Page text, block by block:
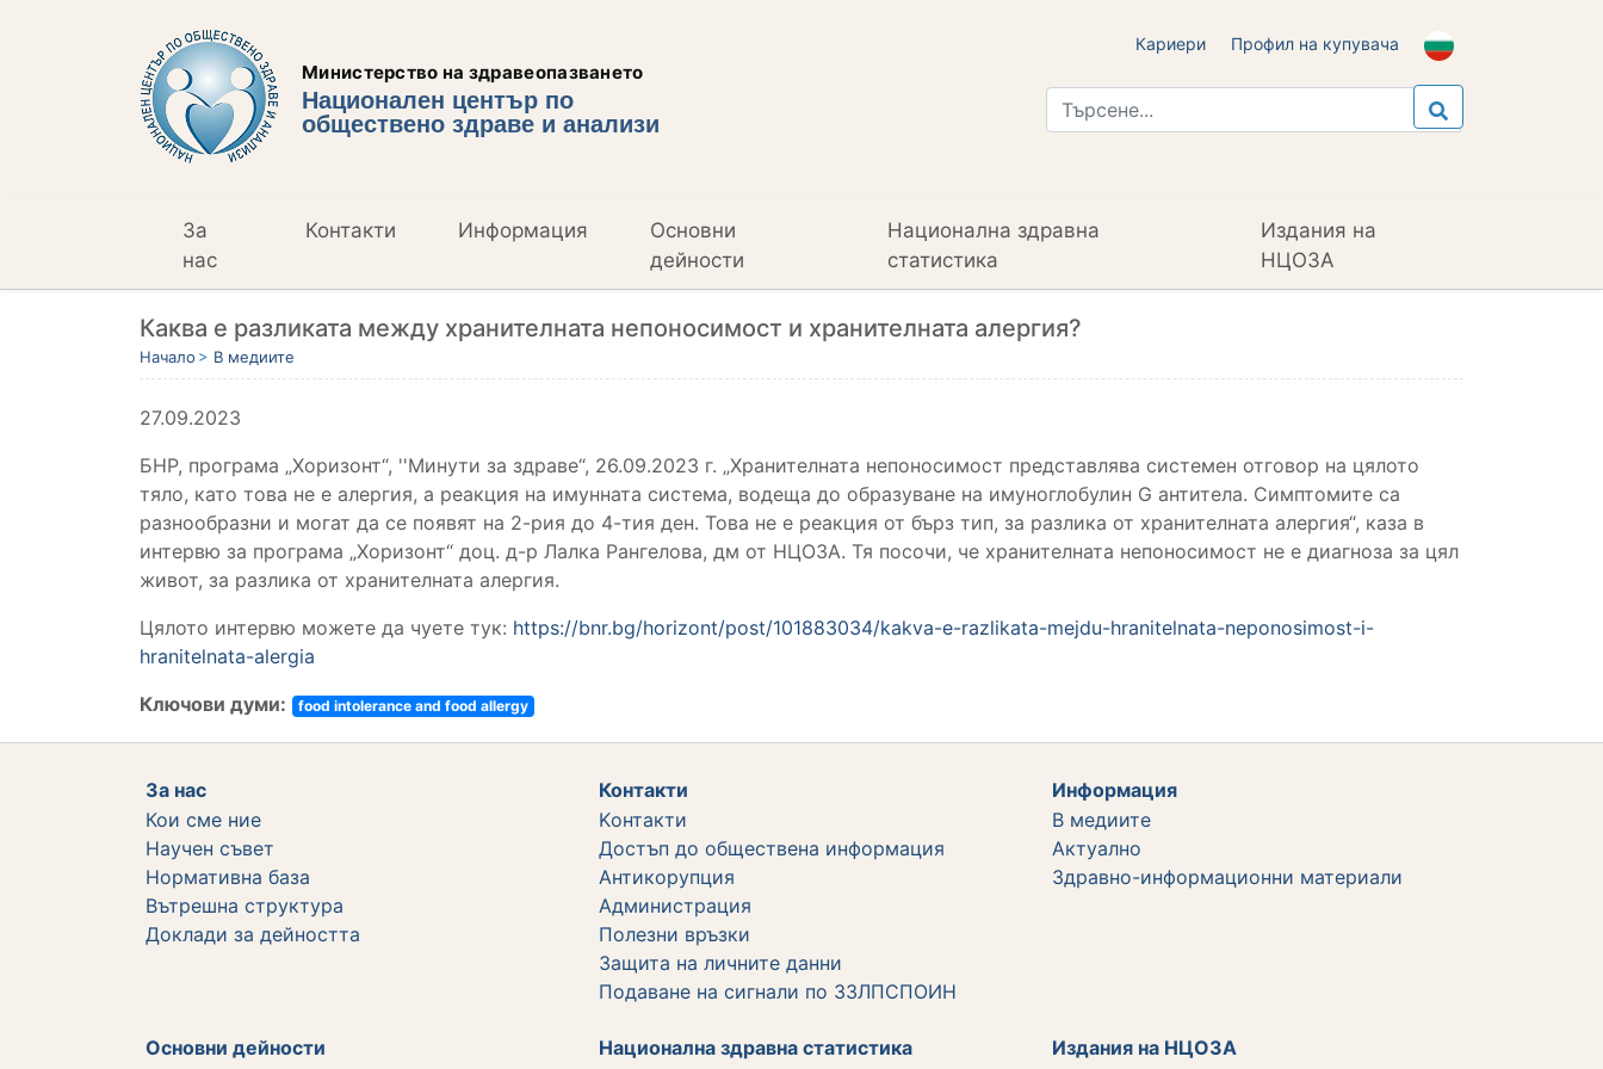
Министерство на здравеопазването
Национален център по
обществено здраве и анализи
Кариери Профил на купувача
За
нас
Контакти Информация
Основни
дейности
Национална здравна
статистика
Издания на
НЦОЗА
Каква е разликата между хранителната непоносимост и хранителната алергия?
Начало В медиите
27.09.2023
БНР, програма „Хоризонт“, ''Минути за здраве“, 26.09.2023 г. „Хранителната непоносимост представлява системен отговор на цялото
тяло, като това не е алергия, а реакция на имунната система, водеща до образуване на имуноглобулин G антитела. Симптомите са
разнообразни и могат да се появят на 2-рия до 4-тия ден. Това не е реакция от бърз тип, за разлика от хранителната алергия“, каза в
интервю за програма „Хоризонт“ доц. д-р Лалка Рангелова, дм от НЦОЗА. Тя посочи, че хранителната непоносимост не е диагноза за цял
живот, за разлика от хранителната алергия.
Цялото интервю можете да чуете тук: https://bnr.bg/horizont/post/101883034/kakva-e-razlikata-mejdu-hranitelnata-neponosimost-i-
hranitelnata-alergia
Ключови думи:
food intolerance and food allergy
За нас
Кои сме ние
Научен съвет
Нормативна база
Вътрешна структура
Дoклади за дейността
Контакти
Kонтакти
Достъп до обществена информация
Aнтикорупция
Администрация
Полезни връзки
Защита на личните данни
Подаване на сигнали по ЗЗЛПСПОИН
Информация
В медиите
Актуално
Здравно-информационни материали
Основни дейности
Национална здравна статистика
Издания на НЦОЗА